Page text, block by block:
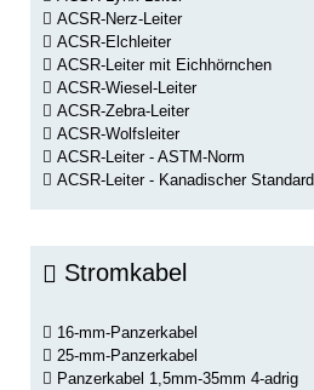
ACSR-Nerz-Leiter
ACSR-Elchleiter
ACSR-Leiter mit Eichhörnchen
ACSR-Wiesel-Leiter
ACSR-Zebra-Leiter
ACSR-Wolfsleiter
ACSR-Leiter - ASTM-Norm
ACSR-Leiter - Kanadischer Standard
Stromkabel
16-mm-Panzerkabel
25-mm-Panzerkabel
Panzerkabel 1,5mm-35mm 4-adrig